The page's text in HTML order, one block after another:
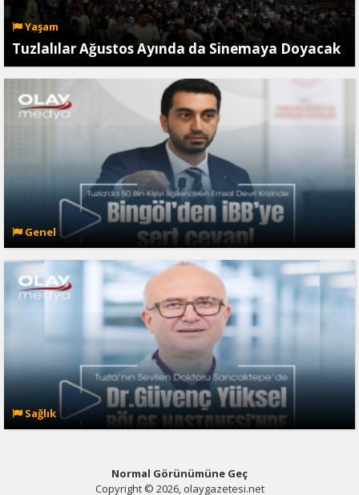
Yaşam
Tuzlalılar Ağustos Ayında da Sinemaya Doyacak
Genel
Sağlık
Normal Görünümüne Geç
Copyright © 2026, olaygazetesi.net